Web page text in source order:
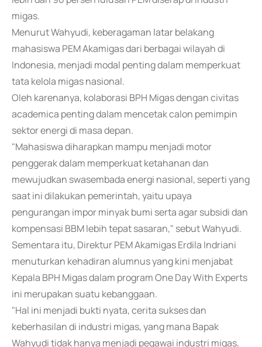
migas.
Menurut Wahyudi, keberagaman latar belakang
mahasiswa PEM Akamigas dari berbagai wilayah di
Indonesia, menjadi modal penting dalam memperkuat
tata kelola migas nasional.
Oleh karenanya, kolaborasi BPH Migas dengan civitas
academica penting dalam mencetak calon pemimpin
sektor energi di masa depan.
"Mahasiswa diharapkan mampu menjadi motor
penggerak dalam memperkuat ketahanan dan
mewujudkan swasembada energi nasional, seperti yang
saat ini dilakukan pemerintah, yaitu upaya
pengurangan impor minyak bumi serta agar subsidi dan
kompensasi BBM lebih tepat sasaran," sebut Wahyudi.
Sementara itu, Direktur PEM Akamigas Erdila Indriani
menuturkan kehadiran alumnus yang kini menjabat
Kepala BPH Migas dalam program One Day With Experts
ini merupakan suatu kebanggaan.
"Hal ini menjadi bukti nyata, cerita sukses dan
keberhasilan di industri migas, yang mana Bapak
Wahyudi tidak hanya menjadi pegawai industri migas,